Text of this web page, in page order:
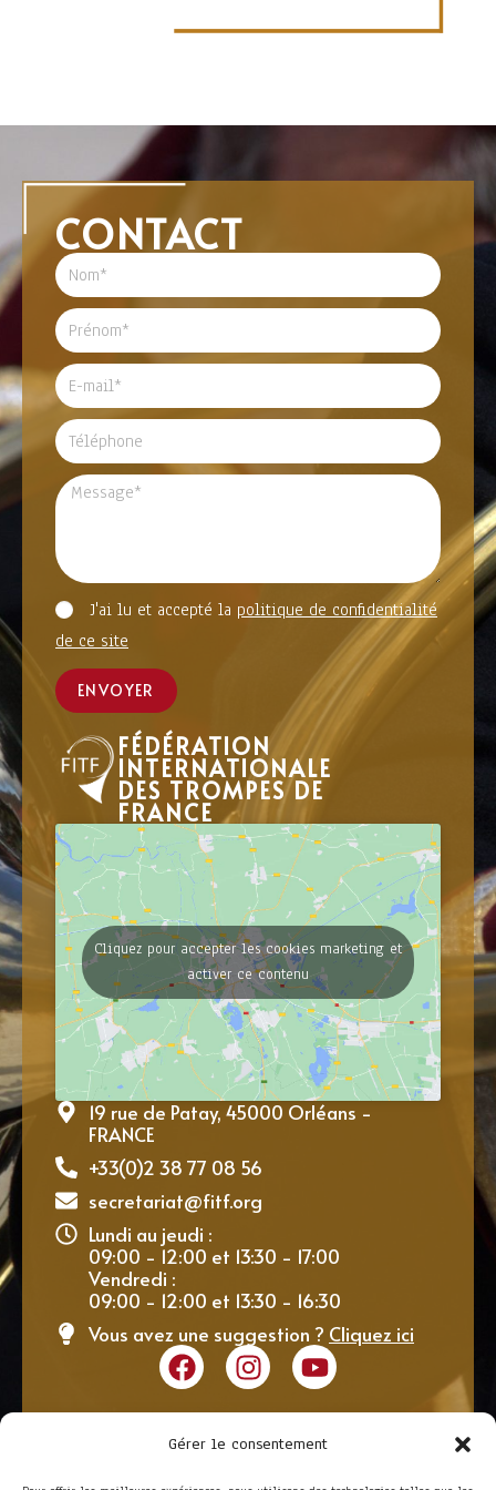
Gérer le consentement
CONTACT
J'ai lu et accepté la politique de confidentialité
de ce site
ENVOYER
FÉDÉRATION
INTERNATIONALE
DES TROMPES DE
FRANCE
Cliquez pour accepter les cookies marketing et
activer ce contenu
19 rue de Patay, 45000 Orléans -
FRANCE
+33(0)2 38 77 08 56
secretariat@fitf.org
Lundi au jeudi :
09:00 - 12:00 et 13:30 - 17:00
Vendredi :
09:00 - 12:00 et 13:30 - 16:30
Vous avez une suggestion ? Cliquez ici